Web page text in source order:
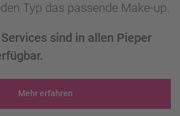
Typ das passende Make-up.
sind in allen Pieper
Mehr erfahren